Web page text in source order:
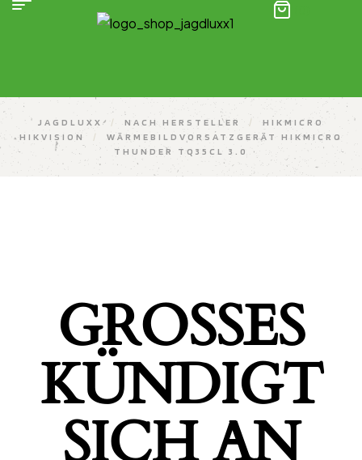
JAGDLUXX / NACH HERSTELLER /
HIKMICRO
HIKVISION
/
WÄRMEBILDVORSATZGERÄT HIKMICRO
THUNDER TQ35CL 3.0
GROSSES K
ÜNDIGT S
ICH AN